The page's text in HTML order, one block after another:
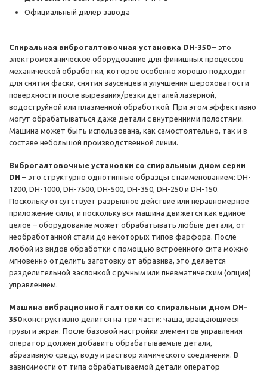
Официальный дилер завода
Спиральная виброгалтовочная установка DH-350– это
электромеханическое оборудование для финишных процессов
механической обработки, которое особенно хорошо подходит
для снятия фаски, снятия заусенцев и улучшения шероховатости
поверхности после вырезания/резки деталей лазерной,
водоструйной или плазменной обработкой. При этом эффективно
могут обрабатываться даже детали с внутренними полостями.
Машина может быть использована, как самостоятельно, так и в
составе небольшой производственной линии.
Виброгалтовочные установки со спиральным дном серии
DH – это структурно однотипные образцы с наименованием: DH-
1200, DH-1000, DH-7500, DH-500, DH-350, DH-250 и DH-150.
Поскольку отсутствует разрывное действие или неравномерное
приложение силы, и поскольку вся машина движется как единое
целое – оборудование может обрабатывать любые детали, от
необработанной стали до некоторых типов фарфора. После
любой из видов обработки с помощью встроенного сита можно
мгновенно отделить заготовку от абразива, это делается
разделительной заслонкой с ручным или пневматическим (опция)
управлением.
Машина вибрационной галтовки со спиральным дном DH-
350конструктивно делится на три части: чаша, вращающиеся
грузы и экран. После базовой настройки элементов управления
оператор должен добавить обрабатываемые детали,
абразивную среду, воду и раствор химического соединения. В
зависимости от типа обрабатываемой детали оператор